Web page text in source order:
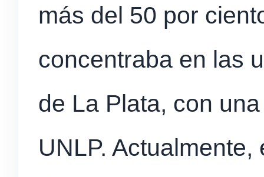
más del 50 por
concentraba en las
de La Plata, con
UNLP.